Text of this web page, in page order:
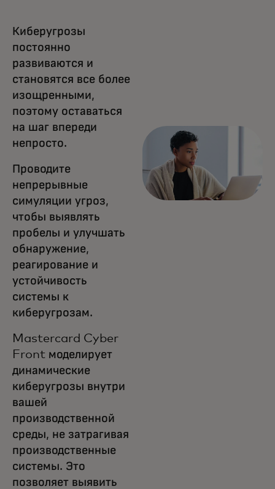
Киберугрозы
постоянно
развиваются и
становятся все более
изощренными,
поэтому оставаться
на шаг впереди
непросто.
Проводите
непрерывные
симуляции угроз,
чтобы выявлять
пробелы и улучшать
обнаружение,
реагирование и
устойчивость
системы к
киберугрозам.
Mastercard Cyber
Front моделирует
динамические
киберугрозы внутри
вашей
производственной
среды, не затрагивая
производственные
системы. Это
позволяет выявить